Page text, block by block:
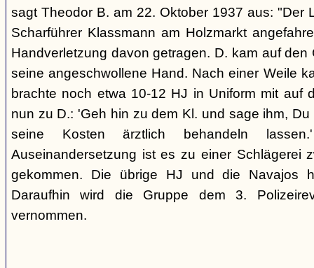
sagt Theodor B. am 22. Oktober 1937 aus: "Der
Scharführer Klassmann am Holzmarkt
Handverletzung davon getragen. D. kam auf den
seine angeschwollene Hand. Nach einer Weile
brachte noch etwa 10-12 HJ in Uniform mit auf
nun zu D.: 'Geh hin zu dem Kl. und sage ihm,
seine Kosten ärztlich behandeln
Auseinandersetzung ist es zu einer Schlägerei
gekommen. Die übrige HJ und die Navajos
Daraufhin wird die Gruppe dem 3.
vernommen.